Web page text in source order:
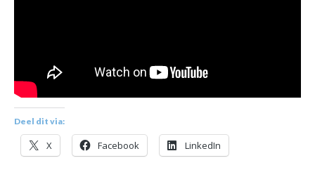
Deel dit via:
X Facebook LinkedIn